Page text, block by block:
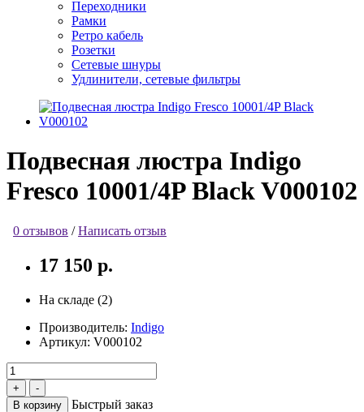
Переходники
Рамки
Ретро кабель
Розетки
Сетевые шнуры
Удлинители, сетевые фильтры
Подвесная люстра Indigo
Fresco 10001/4P Black V000102
0 отзывов /Написать отзыв
17 150 р.
На складе (2)
Производитель: Indigo
Артикул: V000102
В корзину Быстрый заказ